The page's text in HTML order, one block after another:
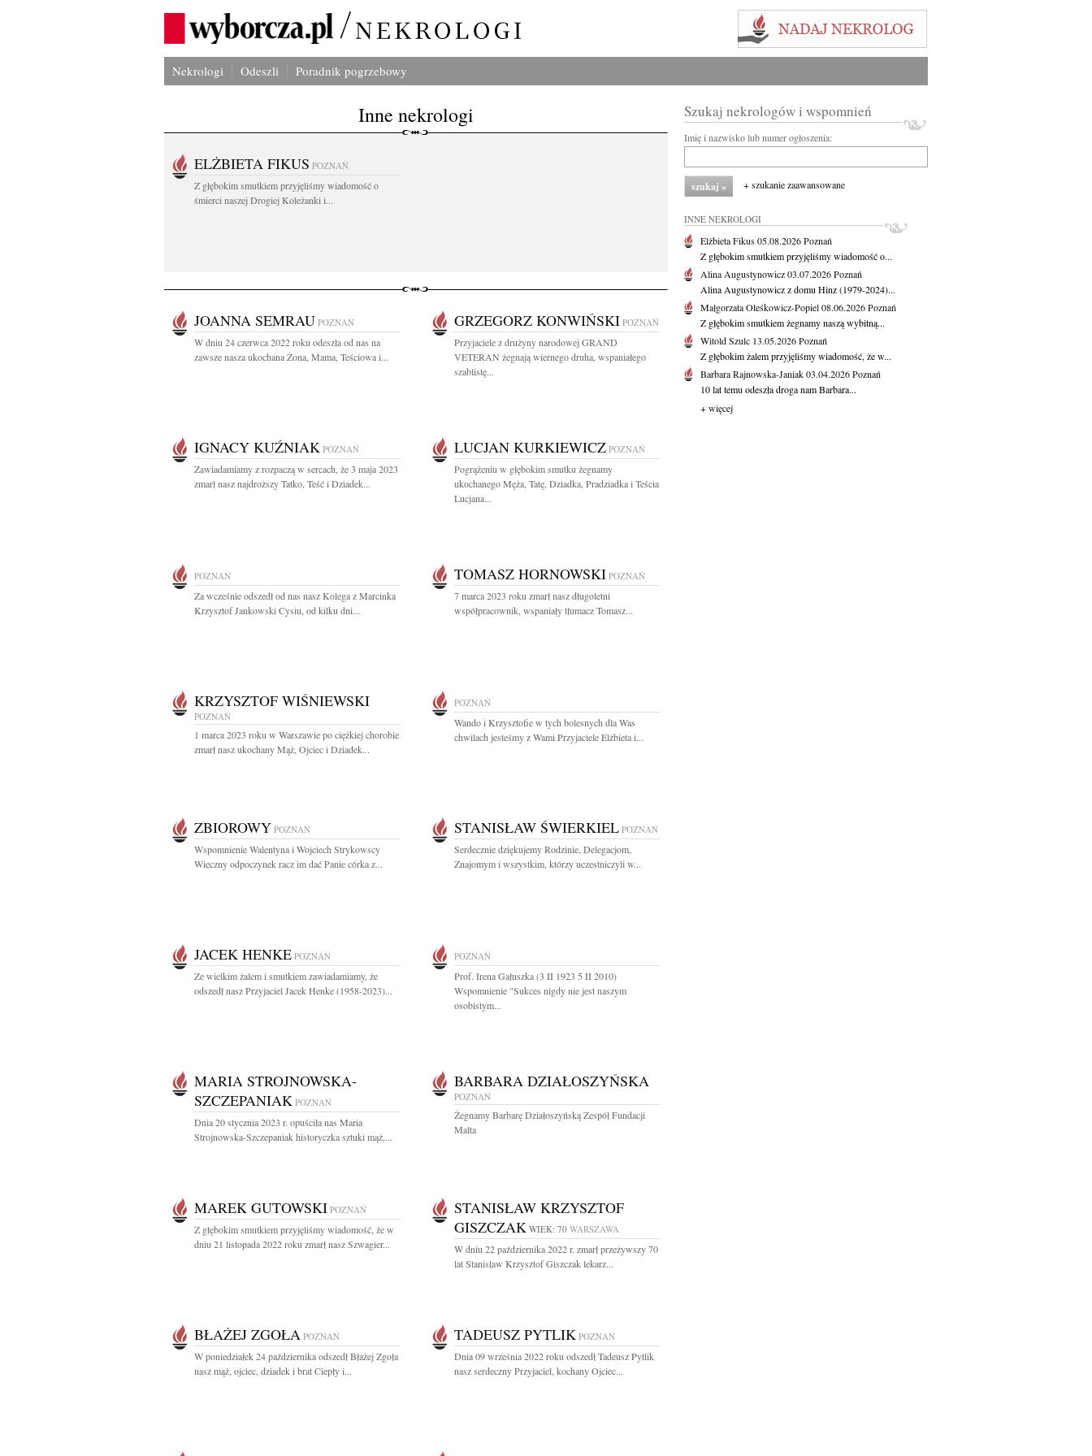
Nekrologi Odeszli Poradnik pogrzebowy
Inne nekrologi
ELŻBIETA FIKUS POZNAŃ
Z głębokim smutkiem przyjęliśmy wiadomość o
śmierci naszej Drogiej Koleżanki i...
JOANNA SEMRAU POZNAŃ
W dniu 24 czerwca 2022 roku odeszła od nas na
zawsze nasza ukochana Żona, Mama, Teściowa i...
GRZEGORZ KONWIŃSKI POZNAŃ
Przyjaciele z drużyny narodowej GRAND
VETERAN żegnają wiernego druha, wspaniałego
szablistę...
IGNACY KUŹNIAK POZNAŃ
Zawiadamiamy z rozpaczą w sercach, że 3 maja 2023
zmarł nasz najdroższy Tatko, Teść i Dziadek...
LUCJAN KURKIEWICZ POZNAŃ
Pogrążeniu w głębokim smutku żegnamy
ukochanego Męża, Tatę, Dziadka, Pradziadka i Teścia
Lucjana...
POZNAŃ
Za wcześnie odszedł od nas nasz Kolega z Marcinka
Krzysztof Jankowski Cysiu, od kilku dni...
TOMASZ HORNOWSKI POZNAŃ
7 marca 2023 roku zmarł nasz długoletni
współpracownik, wspaniały tłumacz Tomasz...
KRZYSZTOF WIŚNIEWSKI
POZNAŃ
1 marca 2023 roku w Warszawie po ciężkiej chorobie
zmarł nasz ukochany Mąż, Ojciec i Dziadek...
POZNAŃ
Wando i Krzysztofie w tych bolesnych dla Was
chwilach jesteśmy z Wami Przyjaciele Elżbieta i...
ZBIOROWY POZNAŃ
Wspomnienie Walentyna i Wojciech Strykowscy
Wieczny odpoczynek racz im dać Panie córka z...
STANISŁAW ŚWIERKIEL POZNAŃ
Serdecznie dziękujemy Rodzinie, Delegacjom,
Znajomym i wszystkim, którzy uczestniczyli w...
JACEK HENKE POZNAŃ
Ze wielkim żalem i smutkiem zawiadamiamy, że
odszedł nasz Przyjaciel Jacek Henke (1958-2023)...
POZNAŃ
Prof. Irena Gałuszka (3 II 1923 5 II 2010)
Wspomnienie "Sukces nigdy nie jest naszym
osobistym...
MARIA STROJNOWSKA-
SZCZEPANIAK POZNAŃ
Dnia 20 stycznia 2023 r. opuściła nas Maria
Strojnowska-Szczepaniak historyczka sztuki mąż,...
BARBARA DZIAŁOSZYŃSKA
POZNAŃ
Żegnamy Barbarę Działoszyńską Zespół Fundacji
Malta
MAREK GUTOWSKI POZNAŃ
Z głębokim smutkiem przyjęliśmy wiadomość, że w
dniu 21 listopada 2022 roku zmarł nasz Szwagier...
STANISŁAW KRZYSZTOF
GISZCZAK WIEK: 70 WARSZAWA
W dniu 22 października 2022 r. zmarł przeżywszy 70
lat Stanisław Krzysztof Giszczak lekarz...
BŁAŻEJ ZGOŁA POZNAŃ
W poniedziałek 24 października odszedł Błażej Zgoła
nasz mąż, ojciec, dziadek i brat Ciepły i...
TADEUSZ PYTLIK POZNAŃ
Dnia 09 września 2022 roku odszedł Tadeusz Pytlik
nasz serdeczny Przyjaciel, kochany Ojciec...
Szukaj nekrologów i wspomnień
Imię i nazwisko lub numer ogłoszenia:
+ szukanie zaawansowane
INNE NEKROLOGI
Elżbieta Fikus05.08.2026Poznań
Z głębokim smutkiem przyjęliśmy wiadomość o...
Alina Augustynowicz03.07.2026Poznań
Alina Augustynowicz z domu Hinz (1979-2024)...
Małgorzata Oleśkowicz-Popiel08.06.2026Poznań
Z głębokim smutkiem żegnamy naszą wybitną...
Witold Szulc 13.05.2026Poznań
Z głębokim żalem przyjęliśmy wiadomość, że w...
Barbara Rajnowska-Janiak03.04.2026Poznań
10 lat temu odeszła droga nam Barbara...
+ więcej